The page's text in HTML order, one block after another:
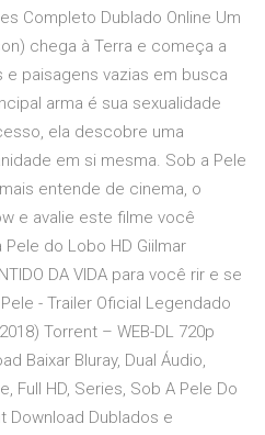
Completo Dublado Online Um
chega à Terra e começa a
paisagens vazias em busca
arma é sua sexualidade
ela descobre uma
em si mesma. Sob a Pele
entende de cinema, o
e avalie este filme você
do Lobo HD Giilmar
DA VIDA para você rir e se
- Trailer Oficial Legendado
Torrent – WEB-DL 720p
Baixar Bluray, Dual Áudio,
Full HD, Series, Sob A Pele Do
Download Dublados e